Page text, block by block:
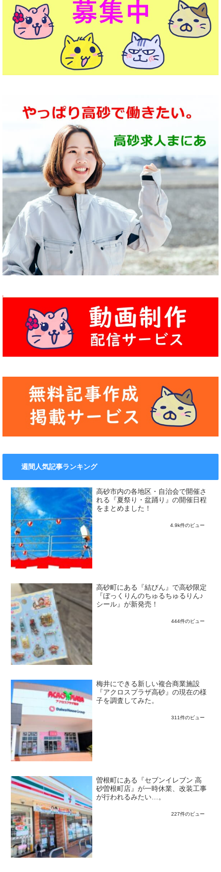
週間人気記事ランキング
高砂市内の各地区・自治会で開催さ
れる『夏祭り・盆踊り』の開催日程
をまとめました！
4.9k件のビュー
高砂町にある『結びん』で高砂限定
『ぼっくりんのちゅるちゅるりん♪
シール』が新発売！
444件のビュー
梅井にできる新しい複合商業施設
『アクロスプラザ高砂』の現在の様
子を調査してみた。
311件のビュー
曽根町にある『セブンイレブン 高
砂曽根町店』が一時休業、改装工事
が行われるみたい…。
227件のビュー